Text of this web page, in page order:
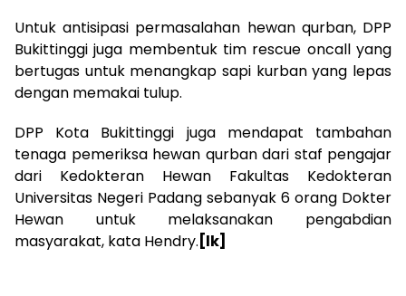
Untuk antisipasi permasalahan hewan qurban, DPP
Bukittinggi juga membentuk tim rescue oncall yang
bertugas untuk menangkap sapi kurban yang lepas
dengan memakai tulup.
DPP Kota Bukittinggi juga mendapat tambahan
tenaga pemeriksa hewan qurban dari staf pengajar
dari Kedokteran Hewan Fakultas Kedokteran
Universitas Negeri Padang sebanyak 6 orang Dokter
Hewan untuk melaksanakan pengabdian
masyarakat, kata Hendry. [lk]